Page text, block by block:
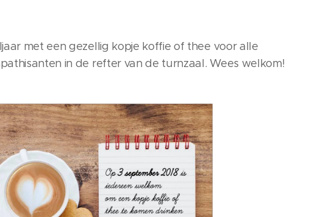
met een gezellig kopje koffie of thee voor alle
in de refter van de turnzaal. Wees welkom!